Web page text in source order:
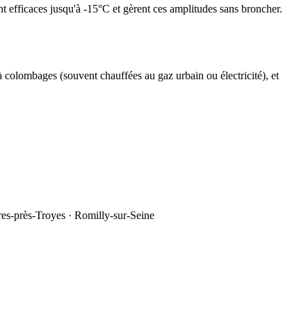
jusqu'à -15°C et gèrent ces amplitudes sans broncher.
(souvent chauffées au gaz urbain ou électricité), et
près-Troyes · Romilly-sur-Seine